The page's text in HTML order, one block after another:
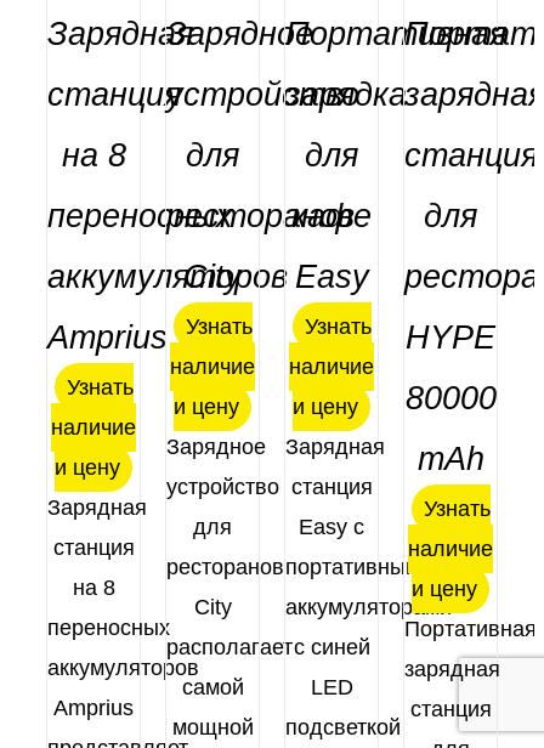
Оценка
5.00из 5
ДЕТАЛИ
Зарядная
станция
на 8
переносных
аккумуляторов
Amprius
Узнать
наличие
и цену
Зарядная
станция
на 8
переносных
аккумуляторов
Amprius
Оценка
из 5
ДЕТАЛИ
Зарядное
устройство
для
ресторанов
City
Узнать
наличие
и цену
Зарядное
устройство
для
ресторанов
City
располагает
самой
мощной
Оценка
из 5
ДЕТАЛИ
Портативная
зарядка
для
кафе
Easy
Узнать
наличие
и цену
Зарядная
станция
Easy с
портативными
аккумуляторами
с синей
LED
подсветкой
Оценка
В
зарядная
станция
для
HYPE
80000
mAh
Узнать
наличие
и цену
Портативная
зарядная
станция